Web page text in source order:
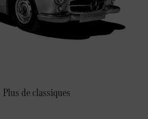
lieu
lieu
Plus de classiques